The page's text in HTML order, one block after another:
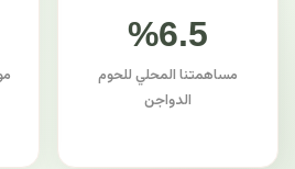
%6.5
مساهمتنا المحلي للحوم
الدواجن